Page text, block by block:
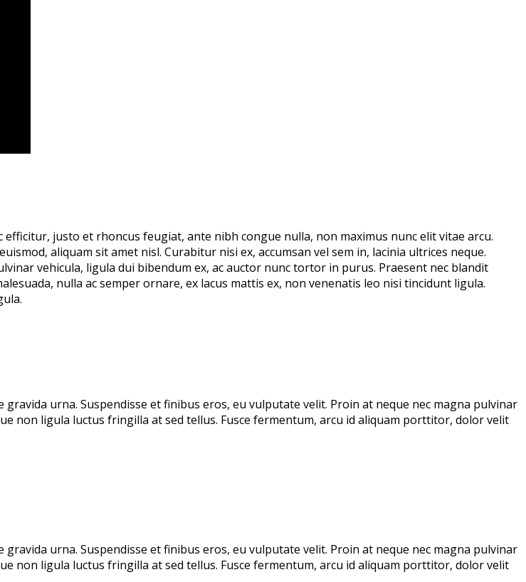
justo et rhoncus feugiat, ante nibh congue nulla, non maximus nunc elit vitae arcu.
aliquam sit amet nisl. Curabitur nisi ex, accumsan vel sem in, lacinia ultrices neque.
vehicula, ligula dui bibendum ex, ac auctor nunc tortor in purus. Praesent nec blandit
nulla ac semper ornare, ex lacus mattis ex, non venenatis leo nisi tincidunt ligula.
urna. Suspendisse et finibus eros, eu vulputate velit. Proin at neque nec magna pulvinar
non ligula luctus fringilla at sed tellus. Fusce fermentum, arcu id aliquam porttitor, dolor velit
urna. Suspendisse et finibus eros, eu vulputate velit. Proin at neque nec magna pulvinar
non ligula luctus fringilla at sed tellus. Fusce fermentum, arcu id aliquam porttitor, dolor velit